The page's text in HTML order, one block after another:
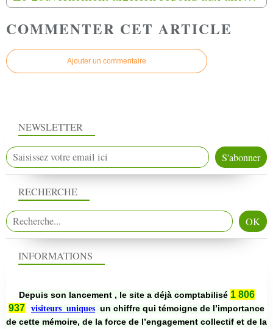
COMMENTER CET ARTICLE
Ajouter un commentaire
NEWSLETTER
RECHERCHE
INFORMATIONS
Depuis son lancement , le site a déjà comptabilisé 1 806
937
visiteurs uniques un chiffre qui témoigne de l’importance
de cette mémoire, de la force de l’engagement collectif et de la